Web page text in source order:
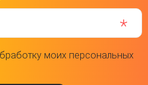
моих персональных